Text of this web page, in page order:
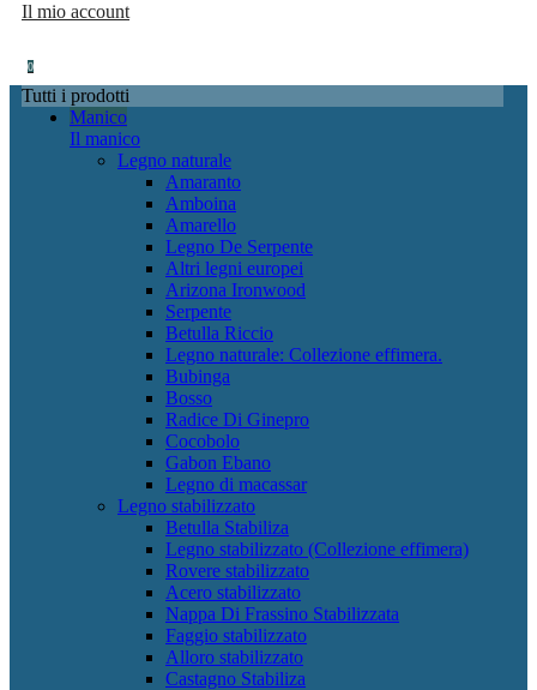
Il mio account
0
Tutti i prodotti
Manico
Il manico
Legno naturale
Amaranto
Amboina
Amarello
Legno De Serpente
Altri legni europei
Arizona Ironwood
Serpente
Betulla Riccio
Legno naturale: Collezione effimera.
Bubinga
Bosso
Radice Di Ginepro
Cocobolo
Gabon Ebano
Legno di macassar
Legno stabilizzato
Betulla Stabiliza
Legno stabilizzato (Collezione effimera)
Rovere stabilizzato
Acero stabilizzato
Nappa Di Frassino Stabilizzata
Faggio stabilizzato
Alloro stabilizzato
Castagno Stabiliza